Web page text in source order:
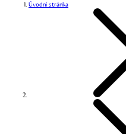
Úvodní stránka